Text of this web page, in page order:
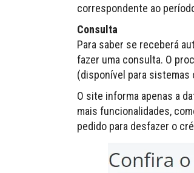
correspondente ao
Consulta
Para saber se receberá
fazer uma consulta. O
(disponível para sistemas
O site informa apenas a
mais funcionalidades,
pedido para desfazer o